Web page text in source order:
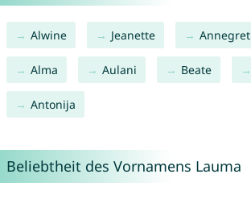
Alwine Jeanette Annegret
Alma Aulani Beate
Antonija
Beliebtheit des Vornamens Lauma